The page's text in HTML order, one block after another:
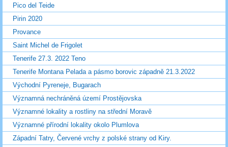
Pico del Teide
Pirin 2020
Provance
Saint Michel de Frigolet
Tenerife 27.3. 2022 Teno
Tenerife Montana Pelada a pásmo borovic západně 21.3.2022
Východní Pyreneje, Bugarach
Významná nechráněná území Prostějovska
Významné lokality a rostliny na střední Moravě
Významné přírodní lokality okolo Plumlova
Západní Tatry, Červené vrchy z polské strany od Kiry.